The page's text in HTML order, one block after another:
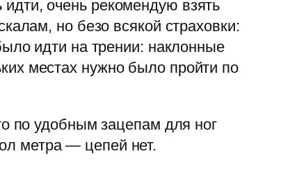
очень рекомендую взять
но безо всякой страховки:
идти на трении: наклонные
местах нужно было пройти по
по удобным зацепам для ног
метра — цепей нет.